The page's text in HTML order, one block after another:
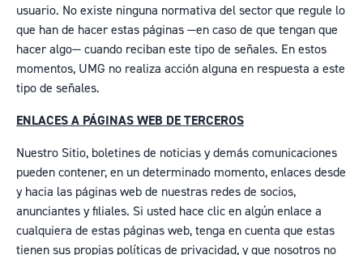
usuario. No existe ninguna normativa del sector que regule lo
que han de hacer estas páginas —en caso de que tengan que
hacer algo— cuando reciban este tipo de señales. En estos
momentos, UMG no realiza acción alguna en respuesta a este
tipo de señales.
ENLACES A PÁGINAS WEB DE TERCEROS
Nuestro Sitio, boletines de noticias y demás comunicaciones
pueden contener, en un determinado momento, enlaces desde
y hacia las páginas web de nuestras redes de socios,
anunciantes y filiales. Si usted hace clic en algún enlace a
cualquiera de estas páginas web, tenga en cuenta que estas
tienen sus propias políticas de privacidad, y que nosotros no